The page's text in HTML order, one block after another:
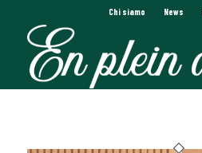
Chi siamo News